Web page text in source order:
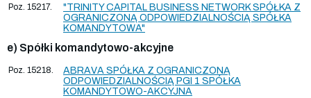
Poz. 15217.
"TRINITY CAPITAL BUSINESS NETWORK SPÓŁKA Z
OGRANICZONĄ ODPOWIEDZIALNOŚCIĄ SPÓŁKA
KOMANDYTOWA"
e) Spółki komandytowo-akcyjne
Poz. 15218.
ABRAVA SPÓŁKA Z OGRANICZONĄ
ODPOWIEDZIALNOŚCIĄ PGI 1 SPÓŁKA
KOMANDYTOWO-AKCYJNA